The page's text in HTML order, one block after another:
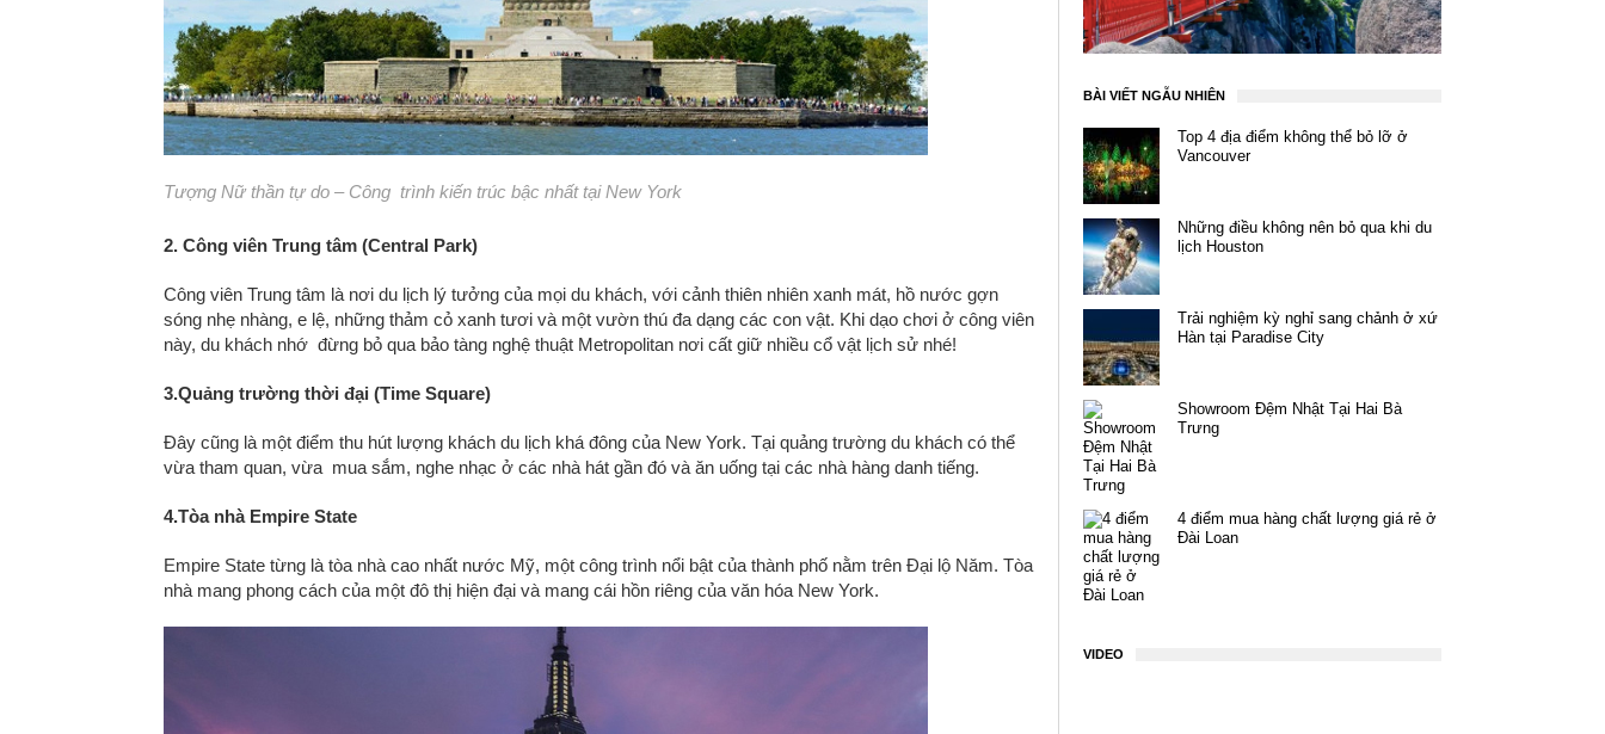
Tượng Nữ thần tự do – Công trình kiến trúc bậc nhất tại New York
2. Công viên Trung tâm (Central Park)
Công viên Trung tâm là nơi du lịch lý tưởng của mọi du khách, với cảnh thiên nhiên xanh mát, hồ nước gợn
sóng nhẹ nhàng, e lệ, những thảm cỏ xanh tươi và một vườn thú đa dạng các con vật. Khi dạo chơi ở công viên
này, du khách nhớ đừng bỏ qua bảo tàng nghệ thuật Metropolitan nơi cất giữ nhiều cổ vật lịch sử nhé!
3.Quảng trường thời đại (Time Square)
Đây cũng là một điểm thu hút lượng khách du lịch khá đông của New York. Tại quảng trường du khách có thể
vừa tham quan, vừa mua sắm, nghe nhạc ở các nhà hát gần đó và ăn uống tại các nhà hàng danh tiếng.
4.Tòa nhà Empire State
Empire State từng là tòa nhà cao nhất nước Mỹ, một công trình nổi bật của thành phố nằm trên Đại lộ Năm. Tòa
nhà mang phong cách của một đô thị hiện đại và mang cái hồn riêng của văn hóa New York.
BÀI VIẾT NGẪU NHIÊN
Top 4 địa điểm không thể bỏ lỡ ở
Vancouver
Những điều không nên bỏ qua khi du
lịch Houston
Trải nghiệm kỳ nghỉ sang chảnh ở xứ
Hàn tại Paradise City
Showroom Đệm Nhật Tại Hai Bà
Trưng
4 điểm mua hàng chất lượng giá rẻ ở
Đài Loan
VIDEO